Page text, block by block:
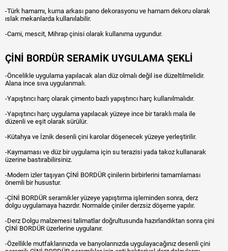
-Türk hamamı, kurna arkası pano dekorasyonu ve hamam dekoru olarak
ıslak mekanlarda kullanılabilir.
-Cami, mescit, Mihrap çinisi olarak kullanıma uygundur.
ÇİNİ BORDÜR SERAMİK UYGULAMA ŞEKLİ
-Öncelikle uygulama yapılacak alan düz olmalı değil ise düzeltilmelidir.
Alana ince sıva uygulanmalı.
-Yapıştırıcı harç olarak çimento bazlı yapıştırıcı harç kullanılmalıdır.
-Yapıştırıcı harç uygulama yapılacak yüzeye ince bir taraklı mala ile
düzenli ve eşit olarak sürülür.
-Kütahya ve İznik desenli çini karolar döşenecek yüzeye yerleştirilir.
-Kaymaması ve düz bir uygulama için su terazisi yada takoz kullanarak
üzerine bastırabilirsiniz.
-Modern izler taşıyan ÇİNİ BORDÜR çinilerin birbirlerini tamamlaması
önemli bir husustur.
-ÇİNİ BORDÜR seramikler yüzeye yapıştırma işleminden sonra, derz
dolgu uygulamaya hazırdır. Normalde çiniler derzsiz döşeme yapılır.
-Derz Dolgu malzemesi talimatlar doğrultusunda hazırlandıktan sonra çini
ÇİNİ BORDÜR üzerlerine uygulanır.
-Özellikle mutfaklarınızda ve banyolarınızda uygulayacağınız desenli çini